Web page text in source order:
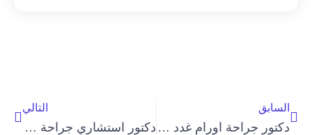
السابق
دكتور جراحة اورام غدد 2024
التالي
دكتور استشاري جراحة عامة 2024